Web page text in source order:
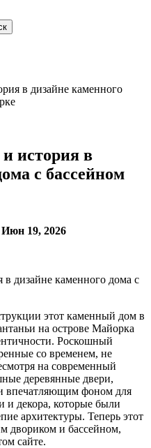
в дизайне каменного
история в
с бассейном
Июн 19, 2026
этот каменный дом в
на острове Майорка
Роскошный
со временем, не
на современный
деревянные двери,
впечатляющим фоном для
и декора, которые были
архитектуры. Теперь этот
двориком и бассейном,
сайте.